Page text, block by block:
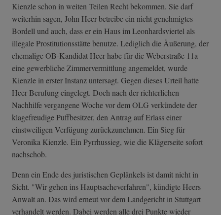
Kienzle schon in weiten Teilen Recht bekommen. Sie darf
weiterhin sagen, John Heer betreibe ein nicht genehmigtes
Bordell und auch, dass er ein Haus im Leonhardsviertel als
illegale Prostitutionsstätte benutze. Lediglich die Äußerung, der
ehemalige OB-Kandidat Heer habe für die Weberstraße 11a
eine gewerbliche Zimmervermittlung angemeldet, wurde
Kienzle in erster Instanz untersagt. Gegen dieses Urteil hatte
Heer Berufung eingelegt. Doch nach der richterlichen
Nachhilfe vergangene Woche vor dem OLG verkündete der
klagefreudige Puffbesitzer, den Antrag auf Erlass einer
einstweiligen Verfügung zurückzunehmen. Ein Sieg für
Veronika Kienzle. Ein Pyrrhussieg, wie die Klägerseite sofort
nachschob.
Denn ein Ende des juristischen Geplänkels ist damit nicht in
Sicht. "Wir gehen ins Hauptsacheverfahren", kündigte Heers
Anwalt an. Das wird erneut vor dem Landgericht in Stuttgart
verhandelt werden. Dabei werden alle drei Punkte wieder